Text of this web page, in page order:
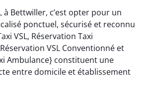
à Bettwiller, c’est opter pour un
ponctuel, sécurisé et reconnu
VSL, Réservation Taxi
VSL Conventionné et
Ambulance} constituent une
entre domicile et établissement